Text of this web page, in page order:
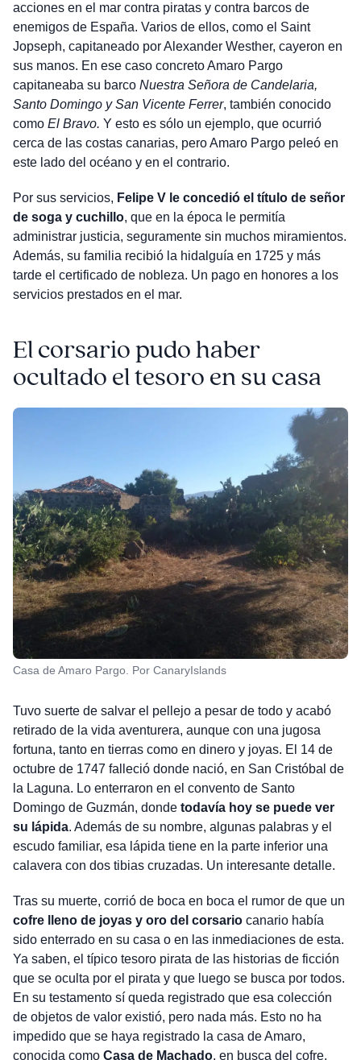
acciones en el mar contra piratas y contra barcos de
enemigos de España. Varios de ellos, como el Saint
Jopseph, capitaneado por Alexander Westher, cayeron en
sus manos. En ese caso concreto Amaro Pargo
capitaneaba su barco Nuestra Señora de Candelaria,
Santo Domingo y San Vicente Ferrer, también conocido
como El Bravo. Y esto es sólo un ejemplo, que ocurrió
cerca de las costas canarias, pero Amaro Pargo peleó en
este lado del océano y en el contrario.
Por sus servicios, Felipe V le concedió el título de señor
de soga y cuchillo, que en la época le permitía
administrar justicia, seguramente sin muchos miramientos.
Además, su familia recibió la hidalguía en 1725 y más
tarde el certificado de nobleza. Un pago en honores a los
servicios prestados en el mar.
El corsario pudo haber
ocultado el tesoro en su casa
Casa de Amaro Pargo. Por CanaryIslands
Tuvo suerte de salvar el pellejo a pesar de todo y acabó
retirado de la vida aventurera, aunque con una jugosa
fortuna, tanto en tierras como en dinero y joyas. El 14 de
octubre de 1747 falleció donde nació, en San Cristóbal de
la Laguna. Lo enterraron en el convento de Santo
Domingo de Guzmán, donde todavía hoy se puede ver
su lápida. Además de su nombre, algunas palabras y el
escudo familiar, esa lápida tiene en la parte inferior una
calavera con dos tibias cruzadas. Un interesante detalle.
Tras su muerte, corrió de boca en boca el rumor de que un
cofre lleno de joyas y oro del corsariocanario había
sido enterrado en su casa o en las inmediaciones de esta.
Ya saben, el típico tesoro pirata de las historias de ficción
que se oculta por el pirata y que luego se busca por todos.
En su testamento sí queda registrado que esa colección
de objetos de valor existió, pero nada más. Esto no ha
impedido que se haya registrado la casa de Amaro,
conocida como Casa de Machado, en busca del cofre.